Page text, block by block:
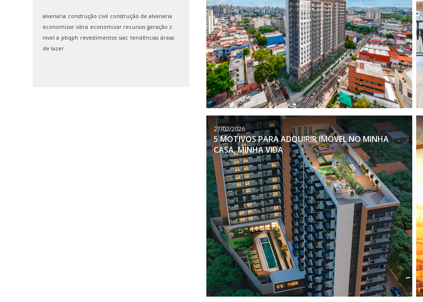
27/02/2026
5 MOTIVOS PARA ADQUIRIR IMÓVEL NO MINHA
CASA, MINHA VIDA
alvenaria construção civil construção de alvenaria
economizar obra economizar recursos geração z
nivel a pbqph revestimentos siac tendências áreas
de lazer